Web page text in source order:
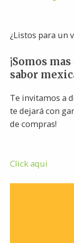
¿Listos para un
¡Somos
sabor
Te invitamos a
te dejará con
de compras!
Click aqui